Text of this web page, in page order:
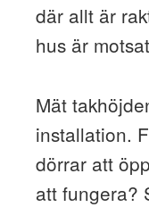
där allt är
hus är
Mät
installation.
dörrar att
att fungera?